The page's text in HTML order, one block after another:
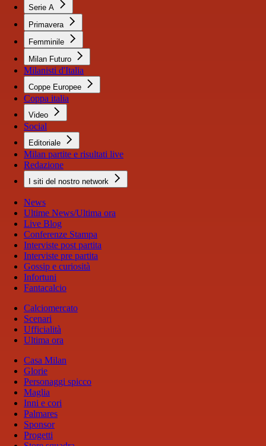
Serie A
Primavera
Femminile
Milan Futuro
Milanisti d'Italia
Coppe Europee
Coppa italia
Video
Social
Editoriale
Milan partite e risultati live
Redazione
I siti del nostro network
News
Ultime News/Ultima ora
Live Blog
Conferenze Stampa
Interviste post partita
Interviste pre partita
Gossip e curiosità
Infortuni
Fantacalcio
Calciomercato
Scenari
Ufficialità
Ultima ora
Casa Milan
Glorie
Personaggi spicco
Maglia
Inni e cori
Palmares
Sponsor
Progetti